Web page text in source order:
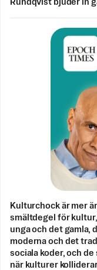
Rundqvist bjuder in
Kulturchock är mer
smältdegel för
unga och det gamla,
moderna och det
sociala koder, och
när kulturer